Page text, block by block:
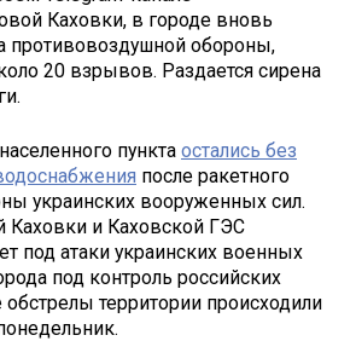
Каховки, в городе вновь
противовоздушной обороны,
20 взрывов. Раздается сирена
пункта остались без
после ракетного
украинских вооруженных сил.
Каховки и Каховской ГЭС
под атаки украинских военных
под контроль российских
территории происходили